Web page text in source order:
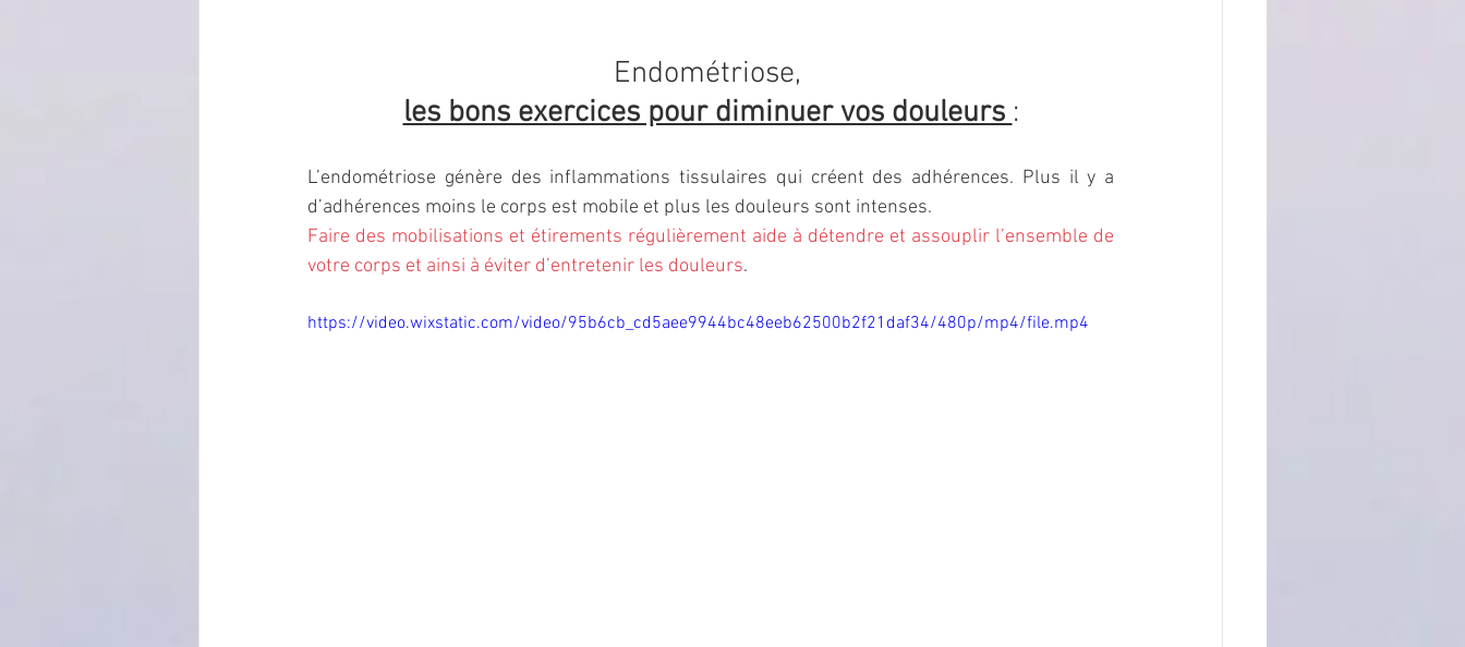
Endométriose,
les bons exercices pour diminuer vos douleurs :
L’endométriose génère des inflammations tissulaires qui créent des adhérences. Plus il y a
d’adhérences moins le corps est mobile et plus les douleurs sont intenses.
Faire des mobilisations et étirements régulièrement aide à détendre et assouplir l’ensemble de
votre corps et ainsi à éviter d’entretenir les douleurs.
https://video.wixstatic.com/video/95b6cb_cd5aee9944bc48eeb62500b2f21daf34/480p/mp4/file.mp4